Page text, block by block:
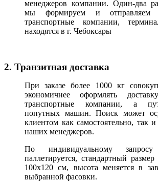
менеджеров компании. Один-два
мы формируем и
транспортные компании,
находятся в г. Чебоксары
2. Транзитная доставка
При заказе более 1000 кг
экономичнее оформлять
транспортные компании, а
попутных машин. Поиск может
клиентом как самостоятельно, так
наших менеджеров.
По индивидуальному запросу
паллетируется, стандартный
100х120 см, высота меняется в
выбранной фасовки.